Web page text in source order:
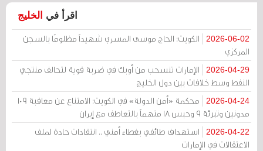
اقرأ في الخليج
2026-06-02
الكويت: الحاج موسى المسري شهيداً مظلومًا بالسجن
المركزي
2026-04-29
الإمارات تنسحب من أوبك في ضربة قوية لتحالف منتجي
النفط وسط خلافات بين دول الخليج
2026-04-24
محكمة «أمن الدولة» في الكويت: الامتناع عن معاقبة 109
مدونين وتبرئة 9 وحبس 18 متهماً بالتعاطف مع إيران
2026-04-22
استهداف طائفي بغطاء أمني .. انتقادات حادة لملف
الاعتقالات في الإمارات